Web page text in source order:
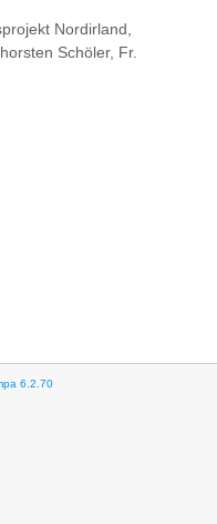
Nordirland,
Schöler, Fr.
6.2.70